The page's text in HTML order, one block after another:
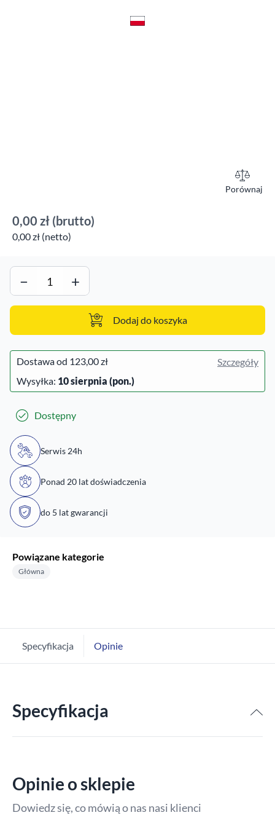
Porównaj
0,00 zł (brutto)
0,00 zł (netto)
− +
Dodaj do koszyka
Dostawa od 123,00 zł
Szczegóły
Wysyłka: 10 sierpnia (pon.)
Dostępny
Serwis 24h
Ponad 20 lat doświadczenia
do 5 lat gwarancji
Powiązane kategorie
Główna
Specyfikacja Opinie
Specyfikacja
Opinie o sklepie
Dowiedz się, co mówią o nas nasi klienci